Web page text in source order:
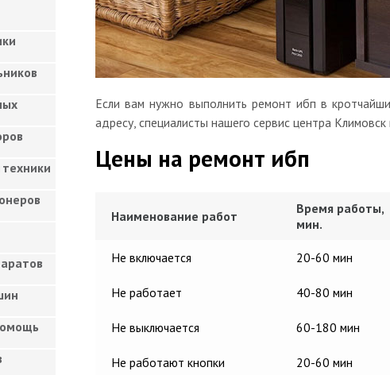
Если вам нужно выполнить ремонт ибп в
адресу, специалисты нашего сервис центра
Цены на ремонт ибп
Наименование работ
Время работы,
мин.
Не включается 20-60 мин
Не работает 40-80 мин
Не выключается 60-180 мин
Не работают кнопки 20-60 мин